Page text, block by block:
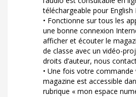
téléchargeable pour
• Fonctionne sur tous les
une bonne connexion
afficher et écouter le
de classe avec un vidéo-
droits d’auteur, nous
• Une fois votre commande
magazine est accessible
rubrique « mon espace